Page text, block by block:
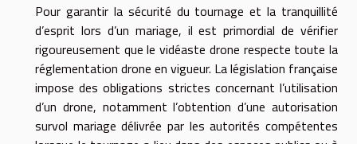
Pour garantir la sécurité du tournage et la tranquillité
d’esprit lors d’un mariage, il est primordial de vérifier
rigoureusement que le vidéaste drone respecte toute la
réglementation drone en vigueur. La législation française
impose des obligations strictes concernant l’utilisation
d’un drone, notamment l’obtention d’une autorisation
survol mariage délivrée par les autorités compétentes